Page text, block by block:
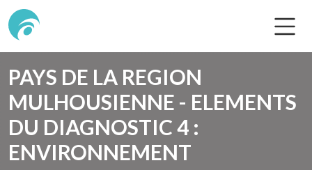
PAYS DE LA REGION
MULHOUSIENNE - ELEMENTS
DU DIAGNOSTIC 4 :
ENVIRONNEMENT